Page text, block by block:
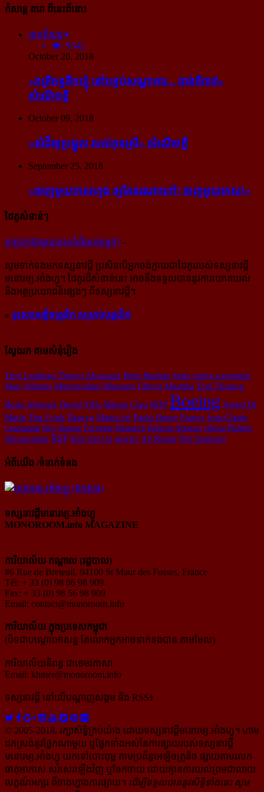
កំសាន្ដ តារា ពីនេះពីនោះ
អានពិស្ដារ
9542
October 20, 2018
«រាត្រីចន្ទទឹកឃ្មុំ នៅបន្ទប់សណ្ឋាគារ... ជាន់ទី៣៥»
សំណើចខ្លី
October 09, 2018
«សំដី​ឲ្យ​ប្រផ្នូល របស់​កូនស្រី» សំណើចខ្លី
September 25, 2018
«ចេញ​មួយ​កេស​ហ្មង ឲ្យ​តែ​នរណា​ហៅ! ចេញ​មួយ​កេស!»
ដៃគូសំខាន់ៗ
រក​​ប្រាក់​​ជា​​មួយ​​គេហទំព័រ​​របស់​​អ្នក? -
សូម​ទាក់ទង​មក​ទស្សនាវដ្ដី ប្រសិន​បើ​អ្នក​ចង់​ក្លាយ​ជា​ដៃគូរ​របស់​ទស្សនាវដ្ដី​
មនោរម្យ.អាំងហ្វូ។ ដៃ​គូរ​ដ៏​សំខាន់​នេះ អាច​នឹង​ទទួល​បាន​នូវ​ការ​យោគយល់
និង​អត្ថ​ប្រយោជន៍​ផ្សេងៗ ពីទស្សនាវដ្ដី។
» ទូរសាអេឡិចត្រូនិក សម្រាប់បុគ្គលិក
ស្វែងរក តាមសំនុំរឿង
Teng Leakhena Thiago Alcantara Heng Bunleap lutter contre corruption
Marc Wilmots Metropolitan Museum Fabrice Muamba Toul Thnung
Boris Johnson David Villa Maison Clara RDP Boeing Angel Di
Maria Tim Cook Diaoyu Martin Jol Paulo Bento France Jean-Claude
Constantin Koy Kuong Forrester Research Rolene Strauss Olesia Plokhii
Intoxication RSF Kim Jon-Un ouvrier AS Roma Pen Sophany
អំពីយើង /ទំនាក់ទំនង
ទស្សនាវដ្ដីមនោរម្យ.អាំងហ្វូ
MONOROOM.info MAGAZINE
ការិយាល័យ កណ្ដាល (រដ្ឋបាល)
#6 Rue de Breteuil, 94100 St Maur des Fosses, France
Tél: + 33 (0) 98 06 98 909
Fax: + 33 (0) 98 56 98 909
Email: contact@monoroom.info
ការិយាល័យ ក្នុង​ប្រទេស​កម្ពុជា
(បិទជាបណ្ដោះអាសន្ន តែលោកអ្នកអាចទាក់ទងបាន តាមមែល)
ការិយាល័យនិពន្ធ ជាខេមរភាសា
Email: khmer@monoroom.info
ទស្សនាវដ្ដី​ នៅលើបណ្ដាញសង្គម និង RSS៖
© 2005-2018, រក្សាសិទ្ធិគ្រប់យ៉ាង ដោយទស្សនាវដ្ដី​មនោរម្យ.អាំងហ្វូ។ ហាម​
ដក​ស្រង់​នូវ​ផ្នែក​ណា​មួយ​ ឬ​ផ្នែក​ទាំង​អស់​នៃ​ការ​ផ្សាយ​របស់​ទស្សនាវដ្ដី​​
មនោរម្យ.អាំងហ្វូ យក​ទៅ​​បោះពុម្ព តាម​ប្រព័ន្ធ​អេឡិច​ត្រូនិច ផ្សាយ​តាម​រលក​
ធាតុអាកាស សរសេរ​ឡើង​វិញ ឬ​ចែក​ចាយ​ ដោយ​គ្មាន​ការ​យល់ព្រមជា​លាយ​
លក្ខណ៍​អក្សរ​ ពី​ចាងហ្វាង​ការ​ផ្សាយ​។ ដើម្បី​ទទួល​បាននូវសិទ្ធិ​ទាំងនេះ សូម​